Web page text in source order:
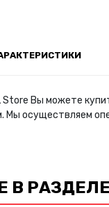
Store Вы можете
Мы осуществляем
В РАЗДЕЛЕ